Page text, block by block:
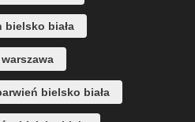
bielsko biała
bielsko biała